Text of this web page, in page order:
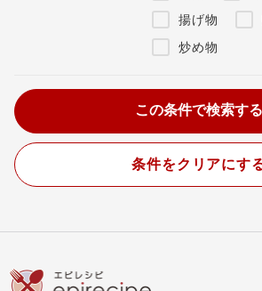
揚げ物
炒め物
条件をクリアにす